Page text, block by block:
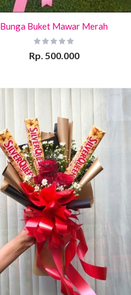
Bunga Buket Mawar Merah
Rp. 500.000